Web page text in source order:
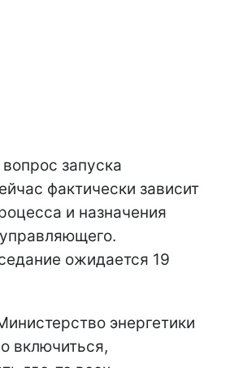
запуска
фактически зависит
и назначения
ожидается 19
энергетики
включиться,